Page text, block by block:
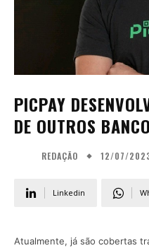
PICPAY
DE OUTROS
REDAÇÃO 12/07/
Linkedin
Atualmente, já são cobertas